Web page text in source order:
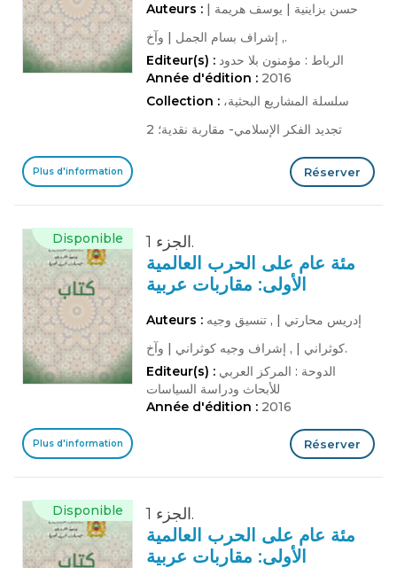
Auteurs : حسن بزاينية | يوسف هريمة |
, إشراف بسام الجمل |
وآخ.
Editeur(s) : الرباط : مؤمنون بلا حدود
Année d'édition : 2016
Collection : سلسلة المشاريع البحثية،
تجديد الفكر الإسلامي- مقاربة نقدية؛ 2
Plus d'information Réserver
Disponible الجزء 1.
مئة عام على الحرب العالمية
الأولى: مقاربات عربية
Auteurs : إدريس محارتي | , تنسيق وجيه
كوثراني | , إشراف وجيه كوثراني |
وآخ.
Editeur(s) : الدوحة : المركز العربي
للأبحاث ودراسة السياسات
Année d'édition : 2016
Plus d'information Réserver
Disponible الجزء 1.
مئة عام على الحرب العالمية
الأولى: مقاربات عربية